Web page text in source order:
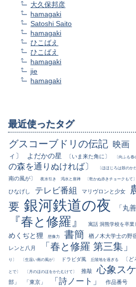
大久保邦彦
hamagaki
Satoshi Saito
hamagaki
ひこばえ
ひこばえ
hamagaki
jie
hamagaki
最近使ったタグ
グスコーブドリの伝記 映画
ィ〕
よだかの星 〔いま来た角に〕 〔向ふも
の森を通りぬければ〕
〔ほほじろは鼓のか
南の風が〕
夜水引き 渇水と座禅 〔乾かぬ赤きチョークもて〕
ひなげし テレビ番組 マリヴロンと少女
要 銀河鉄道の夜 「丸
『春と修羅』 寓話 洞熊学校を卒業
めくぢと狸
想像力 書簡 楢ノ木大学士の野
レンと八月
「春と修羅 第三集」
り〕 〔生温い南の風が〕 ドラビダ風 丘陵地を過ぎる 〔
とで〕 〔月のほのほをかたむけて〕 推敲 心象ス
部」
「東京」 「詩ノート」 作品番号